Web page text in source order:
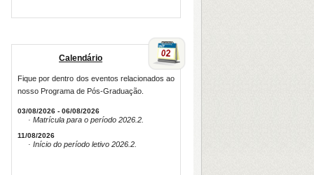
Calendário
Fique por dentro dos eventos relacionados ao
nosso Programa de Pós-Graduação.
03/08/2026 - 06/08/2026
· Matrícula para o período 2026.2.
11/08/2026
· Início do período letivo 2026.2.